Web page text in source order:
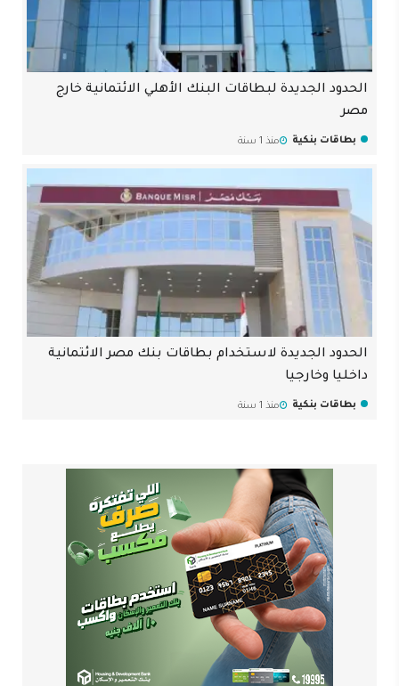
الحدود الجديدة لبطاقات البنك الأهلي الائتمانية خارج
مصر
بطاقات بنكية منذ 1 سنة
الحدود الجديدة لاستخدام بطاقات بنك مصر الائتمانية
داخليا وخارجيا
بطاقات بنكية منذ 1 سنة